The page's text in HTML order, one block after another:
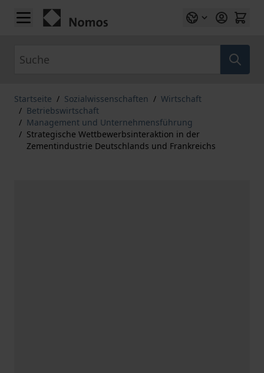
Zum Inhalt springen
Startseite / Sozialwissenschaften / Wirtschaft
/ Betriebswirtschaft
/ Management und Unternehmensführung
/ Strategische Wettbewerbsinteraktion in der
Zementindustrie Deutschlands und Frankreichs